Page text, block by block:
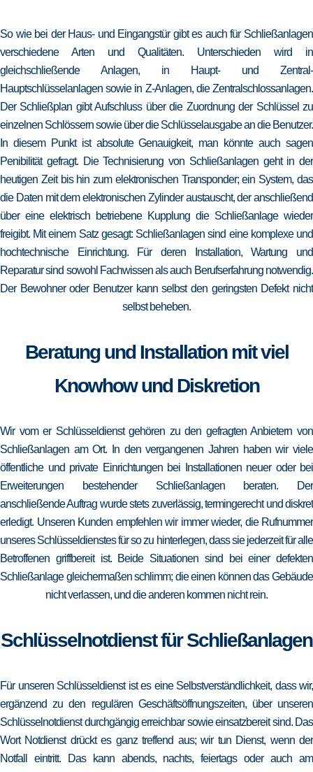
So wie bei der Haus- und Eingangstür gibt es auch für Schließanlagen
verschiedene Arten und Qualitäten. Unterschieden wird in
gleichschließende Anlagen, in Haupt- und Zentral-
Hauptschlüsselanlagen sowie in Z-Anlagen, die Zentralschlossanlagen.
Der Schließplan gibt Aufschluss über die Zuordnung der Schlüssel zu
einzelnen Schlössern sowie über die Schlüsselausgabe an die Benutzer.
In diesem Punkt ist absolute Genauigkeit, man könnte auch sagen
Penibilität gefragt. Die Technisierung von Schließanlagen geht in der
heutigen Zeit bis hin zum elektronischen Transponder; ein System, das
die Daten mit dem elektronischen Zylinder austauscht, der anschließend
über eine elektrisch betriebene Kupplung die Schließanlage wieder
freigibt. Mit einem Satz gesagt: Schließanlagen sind eine komplexe und
hochtechnische Einrichtung. Für deren Installation, Wartung und
Reparatur sind sowohl Fachwissen als auch Berufserfahrung notwendig.
Der Bewohner oder Benutzer kann selbst den geringsten Defekt nicht
selbst beheben.
Beratung und Installation mit viel
Knowhow und Diskretion
Wir vom er Schlüsseldienst gehören zu den gefragten Anbietern von
Schließanlagen am Ort. In den vergangenen Jahren haben wir viele
öffentliche und private Einrichtungen bei Installationen neuer oder bei
Erweiterungen bestehender Schließanlagen beraten. Der
anschließende Auftrag wurde stets zuverlässig, termingerecht und diskret
erledigt. Unseren Kunden empfehlen wir immer wieder, die Rufnummer
unseres Schlüsseldienstes für so zu hinterlegen, dass sie jederzeit für alle
Betroffenen griffbereit ist. Beide Situationen sind bei einer defekten
Schließanlage gleichermaßen schlimm; die einen können das Gebäude
nicht verlassen, und die anderen kommen nicht rein.
Schlüsselnotdienst für Schließanlagen
Für unseren Schlüsseldienst ist es eine Selbstverständlichkeit, dass wir,
ergänzend zu den regulären Geschäftsöffnungszeiten, über unseren
Schlüsselnotdienst durchgängig erreichbar sowie einsatzbereit sind. Das
Wort Notdienst drückt es ganz treffend aus; wir tun Dienst, wenn der
Notfall eintritt. Das kann abends, nachts, feiertags oder auch am